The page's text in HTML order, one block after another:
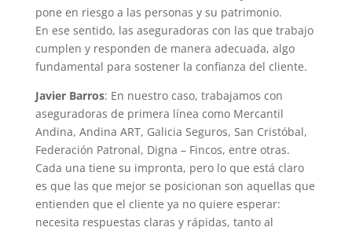
pone en riesgo a las personas y su patrimonio.
En ese sentido, las aseguradoras con las que trabajo
cumplen y responden de manera adecuada, algo
fundamental para sostener la confianza del cliente.
Javier Barros: En nuestro caso, trabajamos con
aseguradoras de primera línea como Mercantil
Andina, Andina ART, Galicia Seguros, San Cristóbal,
Federación Patronal, Digna – Fincos, entre otras.
Cada una tiene su impronta, pero lo que está claro
es que las que mejor se posicionan son aquellas que
entienden que el cliente ya no quiere esperar:
necesita respuestas claras y rápidas, tanto al